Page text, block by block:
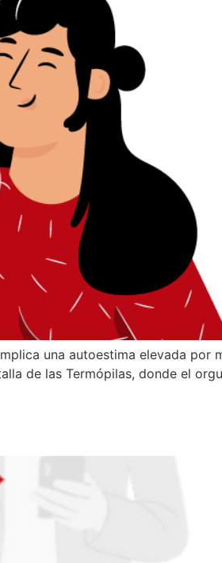
una autoestima elevada por
de las Termópilas, donde el